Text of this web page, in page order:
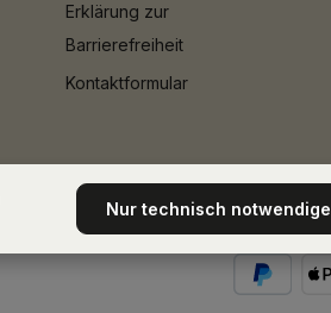
Erklärung zur
Barrierefreiheit
Kontaktformular
Nur technisch notwendige